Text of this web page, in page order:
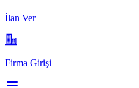
İlan Ver
Firma Girişi